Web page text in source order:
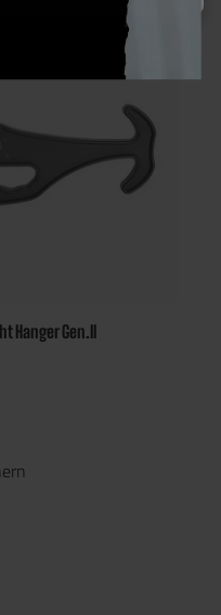
Hanger Gen.II